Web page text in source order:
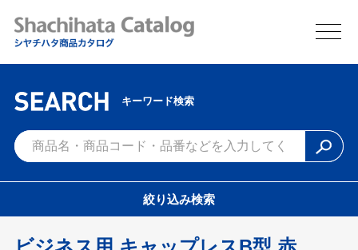
キーワード検索
絞り込み検索